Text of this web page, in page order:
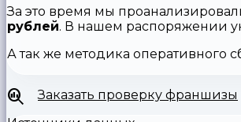
За это время мы
рублей. В нашем распоряжении
А так же методика
Заказать проверку франшизы